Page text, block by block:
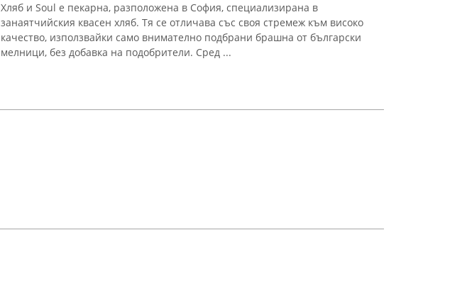
Хляб и Soul е пекарна, разположена в София, специализирана в
занаятчийския квасен хляб. Тя се отличава със своя стремеж към високо
качество, използвайки само внимателно подбрани брашна от български
мелници, без добавка на подобрители. Сред ...